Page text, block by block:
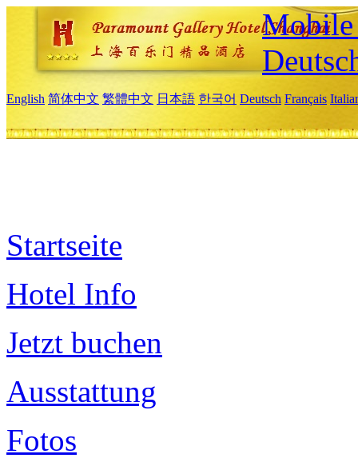
Mobile
English 简体中文 繁體中文 日本語 한국어 Deutsch Français
Startseite
Hotel Info
Jetzt buchen
Ausstattung
Fotos